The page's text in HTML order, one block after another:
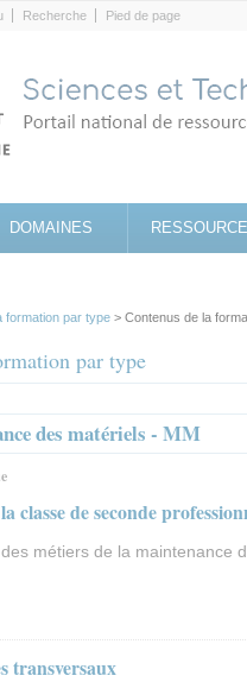
Recherche Pied de page
DOMAINES
formation par type > Contenus de la
par type
des matériels - MM
classe de seconde
métiers de la maintenance
transversaux